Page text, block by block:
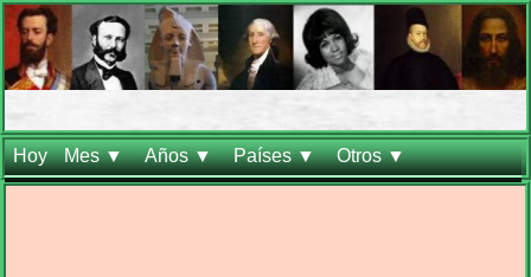
Hoy Mes ▼ Años ▼ Países ▼ Otros ▼